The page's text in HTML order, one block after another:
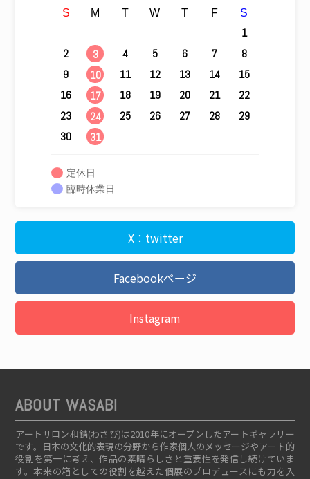
S M T W T F S
1
2
3 4 5 6 7
8
9
10 11 12 13 14
15
16
17 18 19 20 21
22
23
24 25 26 27 28
29
30
31
定休日
臨時休業日
X：twitter
Facebookページ
Instagram
ABOUT WASABI
アートサロン和錆(わさび)は2010年にオープンしたアートギャラリー
です。日本の文化的表現の分野から作家個人のメッセージやアート的
役割を第一に考え、作品の素晴らしさと重要性を発信し続けていま
す。本来の箱としての役割を越えた個展のプロデュースにも力を入